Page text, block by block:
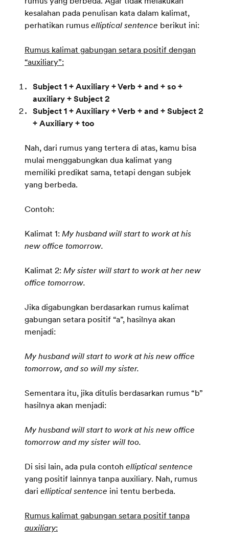
kesalahan pada penulisan kata dalam kalimat,
perhatikan rumuselliptical sentence berikut ini:
Rumus kalimat gabungan setara positif dengan
“auxiliary”:
Subject 1 + Auxiliary + Verb + and + so +
auxiliary + Subject 2
Subject 1 + Auxiliary + Verb + and + Subject 2
+ Auxiliary + too
Nah, dari rumus yang tertera di atas, kamu bisa
mulai menggabungkan dua kalimat yang
memiliki predikat sama, tetapi dengan subjek
yang berbeda.
Contoh:
Kalimat 1:My husband will start to work at his
new office tomorrow.
Kalimat 2:My sister will start to work at her new
office tomorrow.
Jika digabungkan berdasarkan rumus kalimat
gabungan setara positif “a”, hasilnya akan
menjadi:
My husband will start to work at his new office
tomorrow, and so will my sister.
Sementara itu, jika ditulis berdasarkan rumus “b”
hasilnya akan menjadi:
My husband will start to work at his new office
tomorrow and my sister will too.
Di sisi lain, ada pula contoh elliptical sentence
yang positif lainnya tanpa auxiliary. Nah, rumus
dari elliptical sentence ini tentu berbeda.
Rumus kalimat gabungan setara positif tanpa
auxiliary: